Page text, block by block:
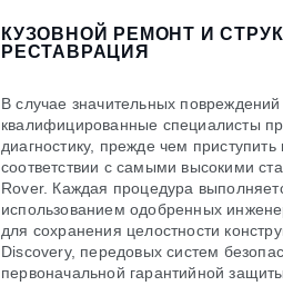
КУЗОВНОЙ РЕМОНТ И
РЕСТАВРАЦИЯ
В случае значительных
квалифицированные специалисты
диагностику, прежде чем приступить
соответствии с самыми высокими
Rover. Каждая процедура
использованием одобренных
для сохранения целостности
Discovery, передовых систем
первоначальной гарантийной защиты.